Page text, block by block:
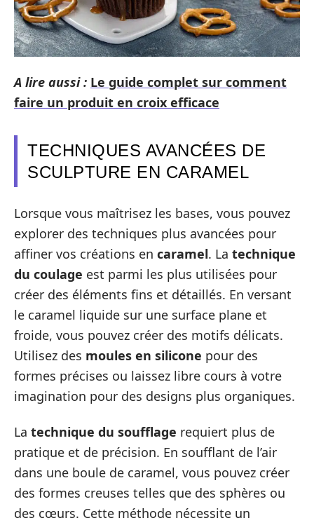
A lire aussi : Le guide complet sur comment
faire un produit en croix efficace
TECHNIQUES AVANCÉES DE
SCULPTURE EN CARAMEL
Lorsque vous maîtrisez les bases, vous pouvez
explorer des techniques plus avancées pour
affiner vos créations en caramel. La technique
du coulage est parmi les plus utilisées pour
créer des éléments fins et détaillés. En versant
le caramel liquide sur une surface plane et
froide, vous pouvez créer des motifs délicats.
Utilisez des moules en silicone pour des
formes précises ou laissez libre cours à votre
imagination pour des designs plus organiques.
La technique du soufflage requiert plus de
pratique et de précision. En soufflant de l’air
dans une boule de caramel, vous pouvez créer
des formes creuses telles que des sphères ou
des cœurs. Cette méthode nécessite un